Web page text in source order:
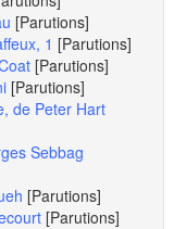
[Parutions]
1 [Parutions]
[Parutions]
[Parutions]
de Peter Hart
Sebbag
[Parutions]
[Parutions]